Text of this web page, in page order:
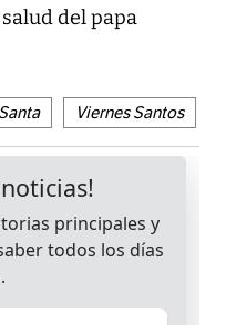
del papa
Viernes Santos